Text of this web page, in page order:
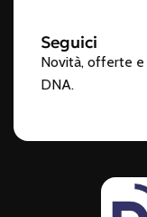
Seguici
Novità, offerte
DNA.